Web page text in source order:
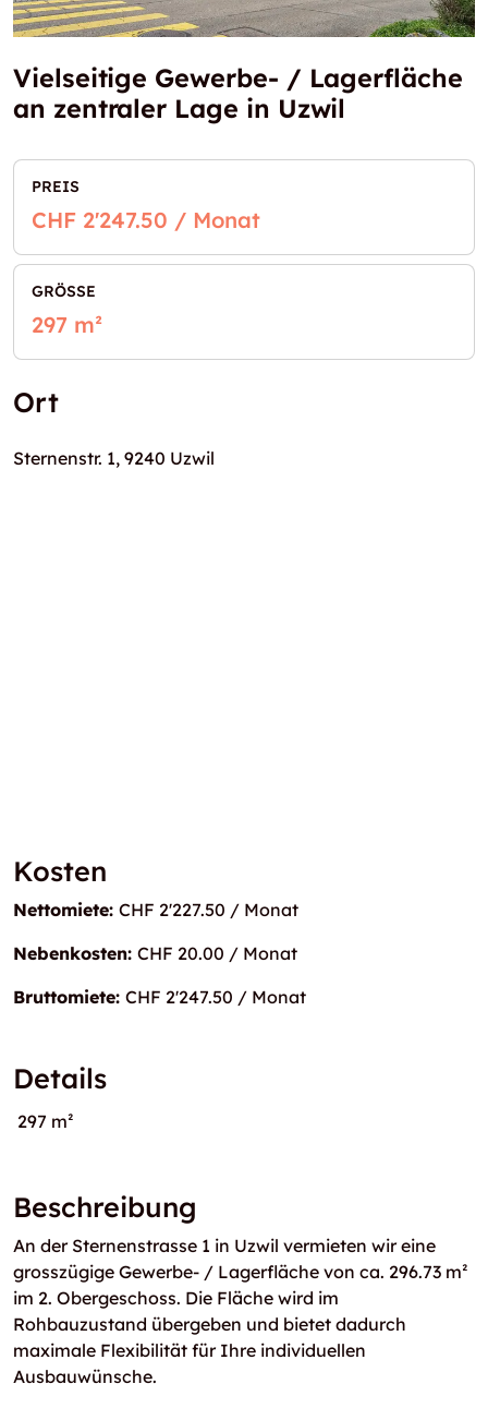
Vielseitige Gewerbe- / Lagerfläche
an zentraler Lage in Uzwil
PREIS
CHF 2'247.50 / Monat
GRÖSSE
297 m²
Ort
Sternenstr. 1, 9240 Uzwil
Kosten
Nettomiete: CHF 2'227.50 / Monat
Nebenkosten: CHF 20.00 / Monat
Bruttomiete: CHF 2'247.50 / Monat
Details
297 m²
Beschreibung
An der Sternenstrasse 1 in Uzwil vermieten wir eine
grosszügige Gewerbe- / Lagerfläche von ca. 296.73 m²
im 2. Obergeschoss. Die Fläche wird im
Rohbauzustand übergeben und bietet dadurch
maximale Flexibilität für Ihre individuellen
Ausbauwünsche.